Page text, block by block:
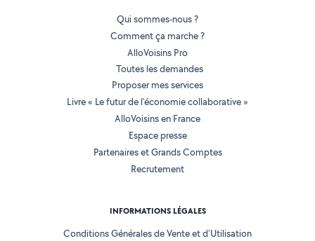
Qui sommes-nous ?
Comment ça marche ?
AlloVoisins Pro
Toutes les demandes
Proposer mes services
Livre « Le futur de l'économie collaborative »
AlloVoisins en France
Espace presse
Partenaires et Grands Comptes
Recrutement
INFORMATIONS LÉGALES
Conditions Générales de Vente et d'Utilisation